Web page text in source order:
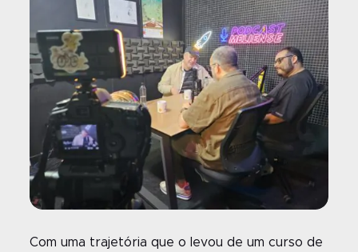
Com uma trajetória que o levou de um curso de